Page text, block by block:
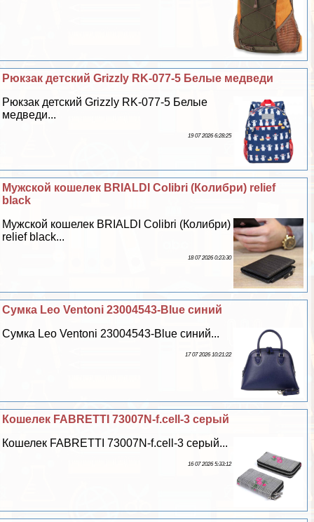
Рюкзак детский Grizzly RK-077-5 Белые медведи
Рюкзак детский Grizzly RK-077-5 Белые
медведи...
19 07 2026 6:28:25
Мужской кошелек BRIALDI Colibri (Колибри) relief
black
Мужской кошелек BRIALDI Colibri (Колибри)
relief black...
18 07 2026 0:23:30
Сумка Leo Ventoni 23004543-Blue синий
Сумка Leo Ventoni 23004543-Blue синий...
17 07 2026 10:21:22
Кошелек FABRETTI 73007N-f.cell-3 серый
Кошелек FABRETTI 73007N-f.cell-3 серый...
16 07 2026 5:33:12